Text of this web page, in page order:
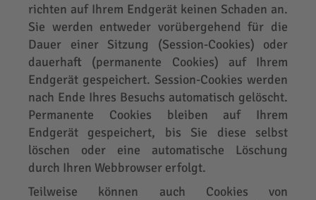
richten auf Ihrem Endgerät keinen Schaden an.
Sie werden entweder vorübergehend für die
Dauer einer Sitzung (Session-Cookies) oder
dauerhaft (permanente Cookies) auf Ihrem
Endgerät gespeichert. Session-Cookies werden
nach Ende Ihres Besuchs automatisch gelöscht.
Permanente Cookies bleiben auf Ihrem
Endgerät gespeichert, bis Sie diese selbst
löschen oder eine automatische Löschung
durch Ihren Webbrowser erfolgt.
Teilweise können auch Cookies von